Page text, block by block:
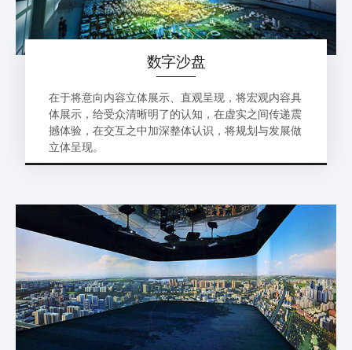
数字沙盘
在于将意向内容立体展示、直观呈现，将宏观内容具
体展示，给受众清晰明了的认知，在虚实之间传递震
撼体验，在交互之中加深整体认识，将规划与发展做
立体呈现。